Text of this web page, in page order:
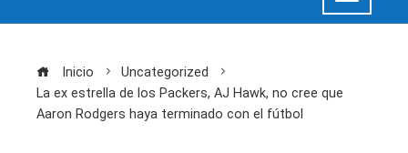
Inicio
Uncategorized
La ex estrella de los Packers, AJ Hawk, no cree que
Aaron Rodgers haya terminado con el fútbol